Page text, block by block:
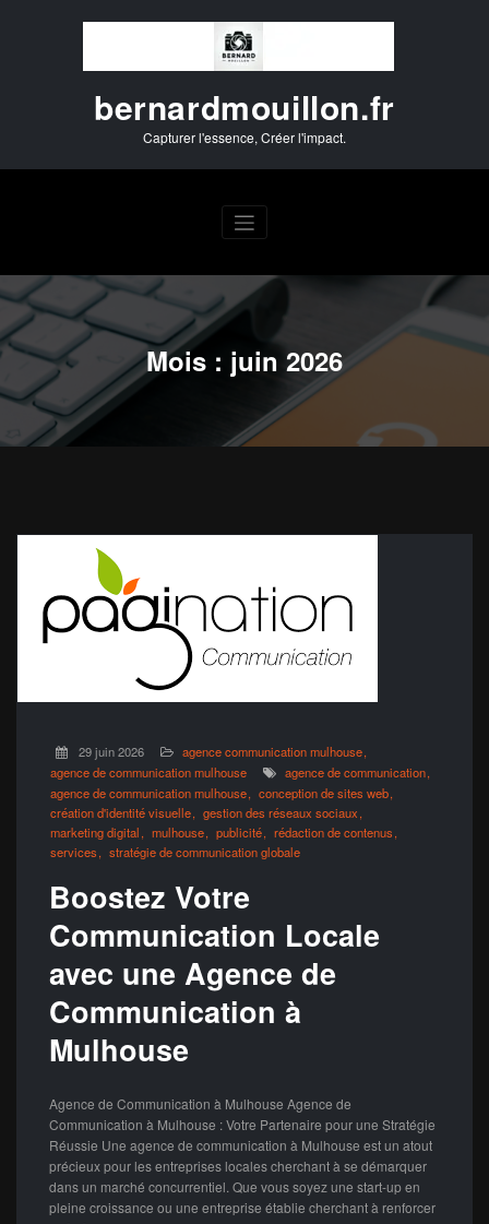
bernardmouillon.fr
Capturer l'essence, Créer l'impact.
Mois : juin 2026
29 juin 2026
agence communication mulhouse
agence de communication mulhouse
agence de communication
agence de communication mulhouse
conception de sites web
création d'identité visuelle
gestion des réseaux sociaux
marketing digital
mulhouse publicité
rédaction de contenus
services
stratégie de communication globale
Boostez Votre
Communication Locale
avec une Agence de
Communication à
Mulhouse
Agence de Communication à Mulhouse Agence de
Communication à Mulhouse : Votre Partenaire pour une Stratégie
Réussie Une agence de communication à Mulhouse est un atout
précieux pour les entreprises locales cherchant à se démarquer
dans un marché concurrentiel. Que vous soyez une start-up en
pleine croissance ou une entreprise établie cherchant à renforcer